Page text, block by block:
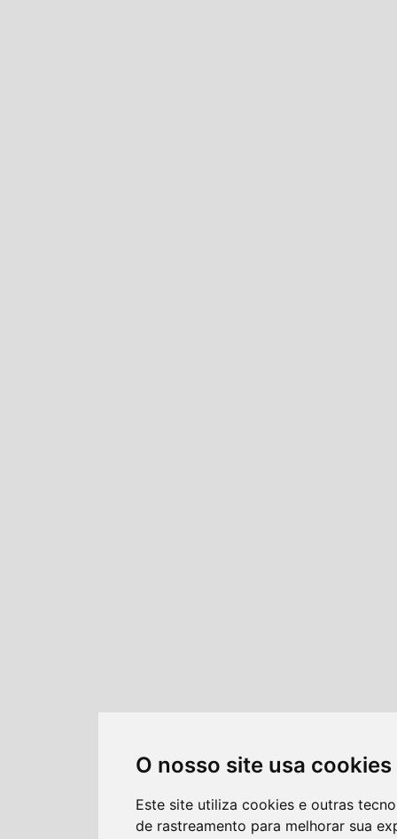
O nosso site usa cookies
Este site utiliza cookies e outras
de rastreamento para melhorar sua